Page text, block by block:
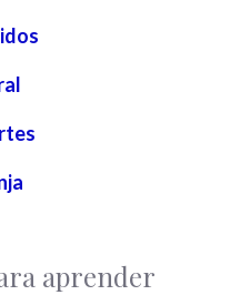
aprender